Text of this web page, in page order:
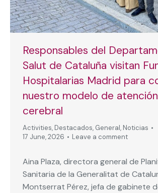
Responsables del
Salut de Cataluña visitan
Hospitalarias Madrid para
nuestro modelo de
cerebral
Activities, Destacados, General, Noticias
17 June, 2026
Leave a comment
Aina Plaza, directora general de
Sanitaria de la Generalitat de
Montserrat Pérez, jefa de gabinete